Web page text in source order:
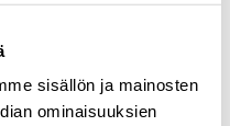
sisällön ja mainosten
ominaisuuksien
cylindrical fuse